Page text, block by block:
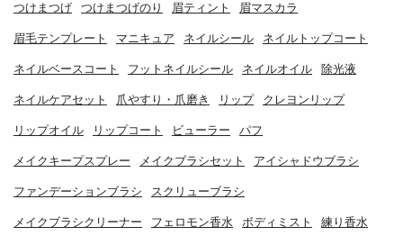
つけまつげ つけまつげのり 眉ティント 眉マスカラ
眉毛テンプレート マニキュア ネイルシール ネイルトップコート
ネイルベースコート フットネイルシール ネイルオイル 除光液
ネイルケアセット 爪やすり・爪磨き リップ クレヨンリップ
リップオイル リップコート ビューラー パフ
メイクキープスプレー メイクブラシセット アイシャドウブラシ
ファンデーションブラシ スクリューブラシ
メイクブラシクリーナー フェロモン香水 ボディミスト 練り香水